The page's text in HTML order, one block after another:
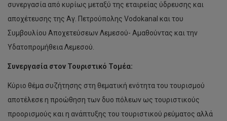
συνεργασία από κυρίως μεταξύ της εταιρείας ύδρευσης και
αποχέτευσης της Αγ. Πετρούπολης Vodokanal και του
Συμβουλίου Αποχετεύσεων Λεμεσού- Αμαθούντας και την
Υδατοπρομήθεια Λεμεσού.
Συνεργασία στον Τουριστικό Τομέα:
Κύριο θέμα συζήτησης στη θεματική ενότητα του τουρισμού
αποτέλεσε η προώθηση των δυο πόλεων ως τουριστικούς
προορισμούς και η ανάπτυξης του τουριστικού ρεύματος αλλά